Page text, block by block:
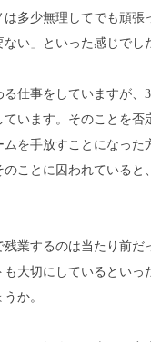
多少無理してでも頑
い」といった感じでし
仕事をしていますが
ています。そのことを
を手放すことになっ
ことに囚われている
残業するのは当たり前
大切にしているとい
か。